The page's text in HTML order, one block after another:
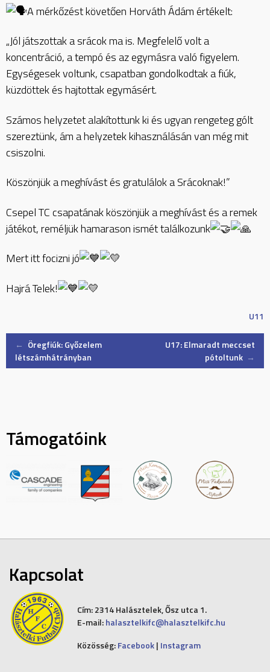
A mérkőzést követően Horváth Ádám értékelt:
„Jól játszottak a srácok ma is. Megfelelő volt a
koncentráció, a tempó és az egymásra való figyelem.
Egységesek voltunk, csapatban gondolkodtak a fiúk,
küzdöttek és hajtottak egymásért.
Számos helyzetet alakítottunk ki és ugyan rengeteg gólt
szereztünk, ám a helyzetek kihasználásán van még mit
csiszolni.
Köszönjük a meghívást és gratulálok a Srácoknak!”
Csepel TC csapatának köszönjük a meghívást és a remek
játékot, reméljük hamarason ismét találkozunk
Mert itt focizni jó
Hajrá Telek!
U11
Post
← Öregfiúk: Győzelem
létszámhátrányban
U17: Elmaradt meccset
pótoltunk →
Támogatóink
Kapcsolat
Cím:2314 Halásztelek, Ősz utca 1.
E-mail: halasztelkifc@halasztelkifc.hu
Közösség: Facebook| Instagram